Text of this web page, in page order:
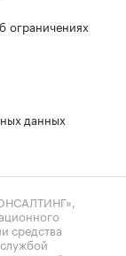
ограничениях
данных
средства